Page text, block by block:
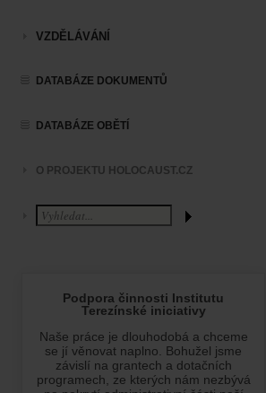
VZDĚLÁVÁNÍ
DATABÁZE DOKUMENTŮ
DATABÁZE OBĚTÍ
O PROJEKTU HOLOCAUST.CZ